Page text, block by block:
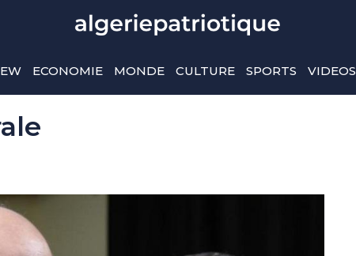
ECONOMIE MONDE CULTURE SPORTS VIDEOS